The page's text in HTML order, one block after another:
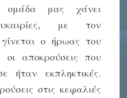
μας χάνει
με τον
ο ήρωας του
αποκρούσεις που
ήταν εκπληκτικές.
στις κεφαλιές